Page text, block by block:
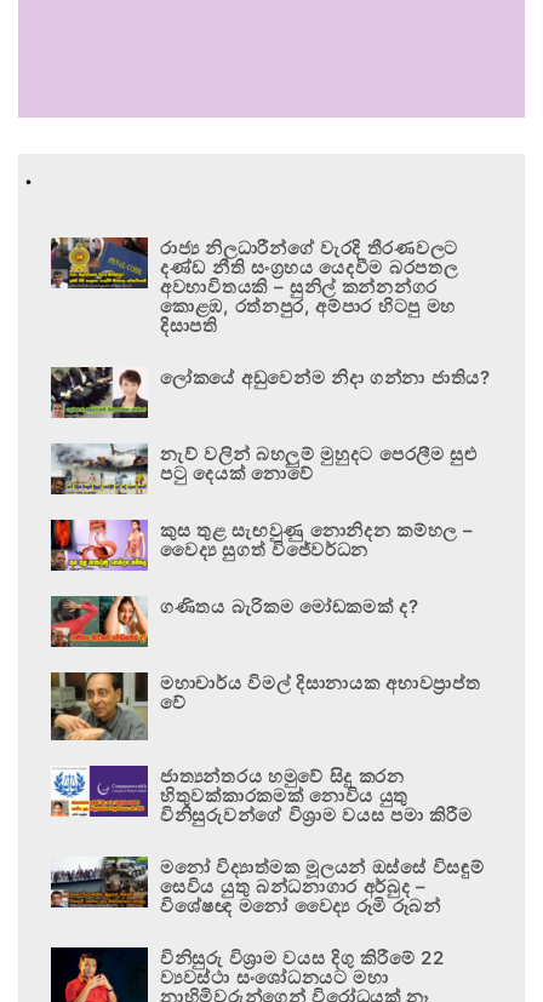
.
රාජ්‍ය නිලධාරීන්ගේ වැරදි තීරණවලට
දණ්ඩ නීති සංග්‍රහය යෙදවීම බරපතල
අවභාවිතයකි – සුනිල් කන්නන්ගර
කොළඹ, රත්නපුර, අම්පාර හිටපු මහ
දිසාපති
ලෝකයේ අඩුවෙන්ම නිදා ගන්නා ජාතිය?
නැව් වලින් බහලුම් මුහුදට පෙරලීම සුළු
පටු දෙයක් නොවේ
කුස තුළ සැඟවුණු නොනිදන කම්හල –
වෛද්‍ය සුගත් විජේවර්ධන
ගණිතය බැරිකම මෝඩකමක් ද?
මහාචාර්ය විමල් දිසානායක අභාවප්‍රාප්ත
වේ
ජාත්‍යන්තරය හමුවේ සිදු කරන
හිතුවක්කාරකමක් නොවිය යුතු
විනිසුරුවන්ගේ විශ්‍රාම වයස පමා කිරීම
මනෝ විද්‍යාත්මක මූලයන් ඔස්සේ විසඳුම්
සෙවිය යුතු බන්ධනාගාර අර්බුද –
විශේෂඥ මනෝ වෛද්‍ය රූමි රූබන්
විනිසුරු විශ්‍රාම වයස දිගු කිරීමේ 22
ව්‍යවස්ථා සංශෝධනයට මහා
නාහිමිවරුන්ගෙන් විරෝධයක් නෑ